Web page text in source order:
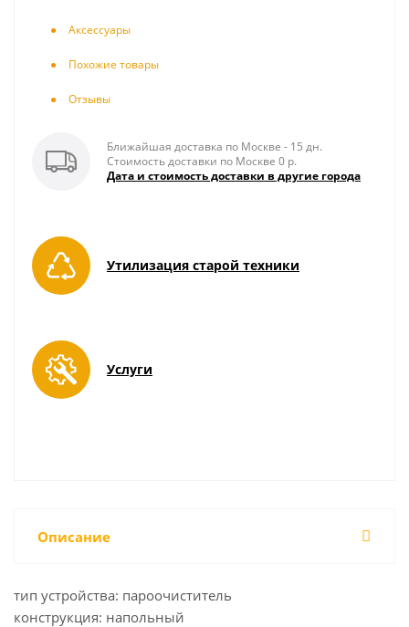
Аксесcуары
Похожие товары
Отзывы
Ближайшая доставка по Москве - 15 дн.
Стоимость доставки по Москве 0 р.
Дата и стоимость доставки в другие города
Утилизация старой техники
Услуги
Описание
тип устройства: пароочиститель
конструкция: напольный